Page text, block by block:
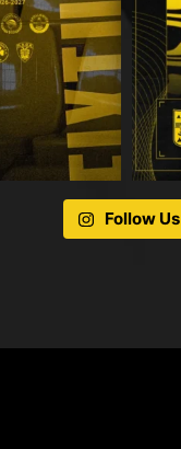
Follow Us